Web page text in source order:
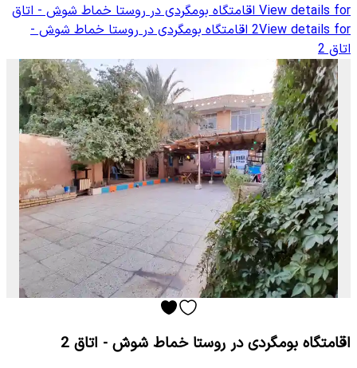
View details for اقامتگاه بومگردی در روستا خماط شوش - اتاق
2View details for اقامتگاه بومگردی در روستا خماط شوش -
اتاق 2
اقامتگاه بومگردی در روستا خماط شوش - اتاق 2